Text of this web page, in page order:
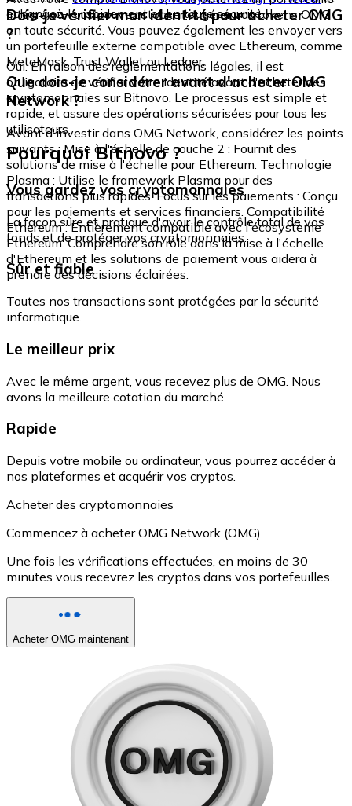
échangez-le rapidement et en toute sécurité.
intégré où vous pouvez stocker et gérer vos tokens OMG
en toute sécurité. Vous pouvez également les envoyer vers
un portefeuille externe compatible avec Ethereum, comme
MetaMask, Trust Wallet ou Ledger.
Dois-je vérifier mon identité pour acheter OMG
?
Oui. En raison des réglementations légales, il est
obligatoire de vérifier votre identité avant d'acheter des
cryptomonnaies sur Bitnovo. Le processus est simple et
rapide, et assure des opérations sécurisées pour tous les
utilisateurs.
Que dois-je considérer avant d'acheter OMG
Network ?
Avant d'investir dans OMG Network, considérez les points
suivants : Mise à l'échelle de couche 2 : Fournit des
solutions de mise à l'échelle pour Ethereum. Technologie
Plasma : Utilise le framework Plasma pour des
transactions plus rapides. Focus sur les paiements : Conçu
pour les paiements et services financiers. Compatibilité
Ethereum : Entièrement compatible avec l'écosystème
Ethereum. Comprendre son rôle dans la mise à l'échelle
d'Ethereum et les solutions de paiement vous aidera à
prendre des décisions éclairées.
Pourquoi Bitnovo ?
Vous gardez vos cryptomonnaies
La façon sûre et pratique d'avoir le contrôle total de vos
fonds et de protéger vos cryptomonnaies.
Sûr et fiable
Toutes nos transactions sont protégées par la sécurité
informatique.
Le meilleur prix
Avec le même argent, vous recevez plus de OMG. Nous
avons la meilleure cotation du marché.
Rapide
Depuis votre mobile ou ordinateur, vous pourrez accéder à
nos plateformes et acquérir vos cryptos.
Acheter des cryptomonnaies
Commencez à acheter OMG Network (OMG)
Une fois les vérifications effectuées, en moins de 30
minutes vous recevrez les cryptos dans vos portefeuilles.
Acheter OMG maintenant